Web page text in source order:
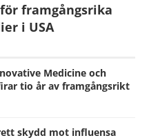
framgångsrika
i USA
Medicine och
tio år av framgångsrikt
skydd mot influensa